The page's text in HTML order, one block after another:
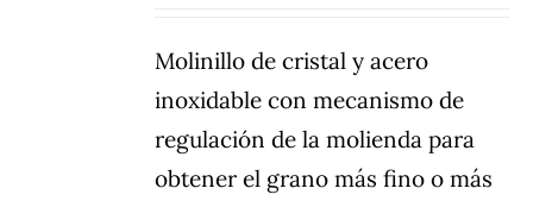
Molinillo de cristal y acero
inoxidable con mecanismo de
regulación de la molienda para
obtener el grano más fino o más